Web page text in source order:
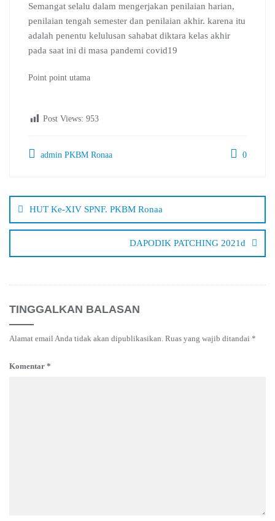
Semangat selalu dalam mengerjakan penilaian harian,
penilaian tengah semester dan penilaian akhir. karena itu
adalah penentu kelulusan sahabat diktara kelas akhir
pada saat ini di masa pandemi covid19
Point point utama
Post Views: 953
admin PKBM Ronaa 0
pos
HUT Ke-XIV SPNF. PKBM Ronaa
DAPODIK PATCHING 2021d
TINGGALKAN BALASAN
Alamat email Anda tidak akan dipublikasikan. Ruas yang wajib ditandai *
Komentar *